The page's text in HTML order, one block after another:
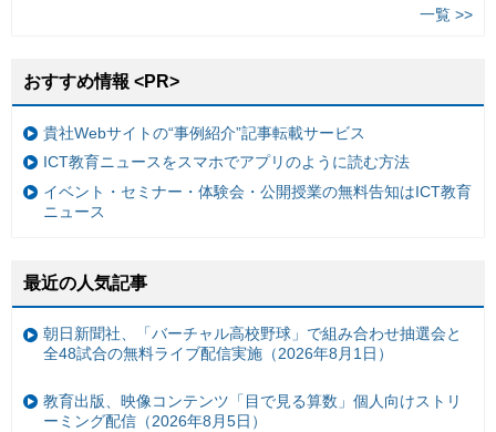
一覧 >>
おすすめ情報 <PR>
貴社Webサイトの“事例紹介”記事転載サービス
ICT教育ニュースをスマホでアプリのように読む方法
イベント・セミナー・体験会・公開授業の無料告知はICT教育
ニュース
最近の人気記事
朝日新聞社、「バーチャル高校野球」で組み合わせ抽選会と
全48試合の無料ライブ配信実施（2026年8月1日）
教育出版、映像コンテンツ「目で見る算数」個人向けストリ
ーミング配信（2026年8月5日）